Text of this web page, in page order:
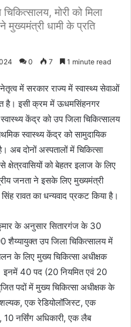
मोरी को मिला
मुख्यमंत्री धामी के प्रति
0 7 1 minute read
में सरकार राज्य में स्वास्थ्य सेवाओं
है। इसी क्रम में ऊधमसिंहनगर
केंद्र को उप जिला चिकित्सालय
स्वास्थ्य केंद्र को सामुदायिक
अब दोनों अस्पतालों में चिकित्सा
क्षेत्रवासियों को बेहतर इलाज के लिए
जनता ने इसके लिए मुख्यमंत्री
रावत का धन्यवाद प्रकट किया है।
के अनुसार सितारगंज के 30
शैय्यायुक्त उप जिला चिकित्सालय में
के लिए मुख्य चिकित्सा अधीक्षक
इनमें 40 पद (20 नियमित एवं 20
पदों में मुख्य चिकित्सा अधीक्षक के
एक रेडियोलॉजिस्ट, एक
10 नर्सिंग अधिकारी, एक लैब